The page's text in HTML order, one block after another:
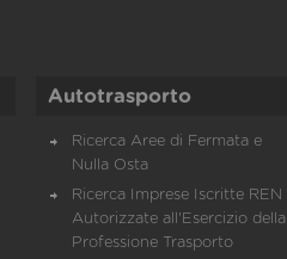
Autotrasporto
Ricerca Aree di Fermata e
Nulla Osta
Ricerca Imprese Iscritte REN
Autorizzate all'Esercizio della
Professione Trasporto